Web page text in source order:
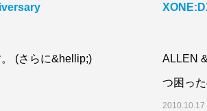
(さらに&hellip;) ALLEN
つ困っ
2010.10.17